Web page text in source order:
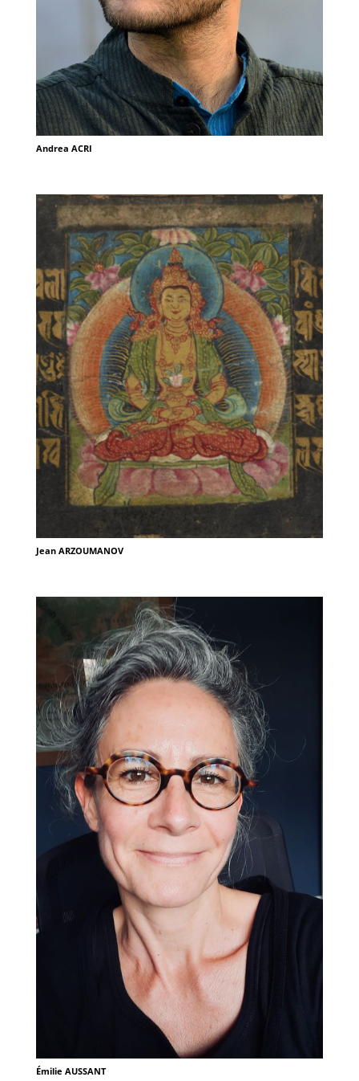
Andrea ACRI
Jean ARZOUMANOV
Émilie AUSSANT